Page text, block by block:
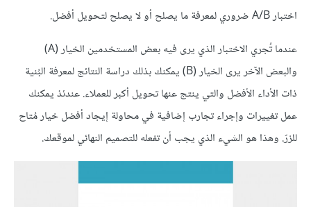
اختبار A/B ضروري لمعرفة ما يصلح أو لا يصلح لتحويل أفضل.
عندما تُجري الاختبار الذي يرى فيه بعض المستخدمين الخيار (A)
والبعض الآخر يرى الخيار (B) يمكنك بذلك دراسة النتائج لمعرفة البُنية
ذات الأداء الأفضل والتي ينتج عنها تحويل أكبر للعملاء. عندئذ يمكنك
عمل تغييرات وإجراء تجارب إضافية في محاولة إيجاد أفضل خيار مُتاح
للزرّ. وهذا هو الشيء الذي يجب أن تفعله للتصميم النهائي لموقعك.